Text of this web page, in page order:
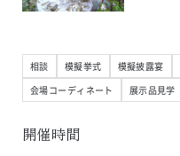
相談 模擬挙式 模擬披露宴
会場コーディネート
展示品見学
開催時間